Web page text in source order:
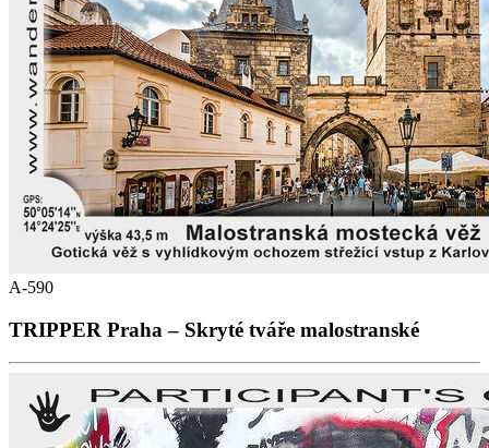
A-590
TRIPPER Praha – Skryté tváře malostranské